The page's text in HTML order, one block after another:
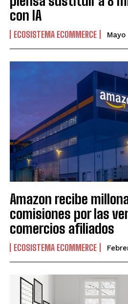
con IA
ECOSISTEMA ECOMMERCE Mayo
Amazon recibe
comisiones por las
comercios afiliados
ECOSISTEMA ECOMMERCE